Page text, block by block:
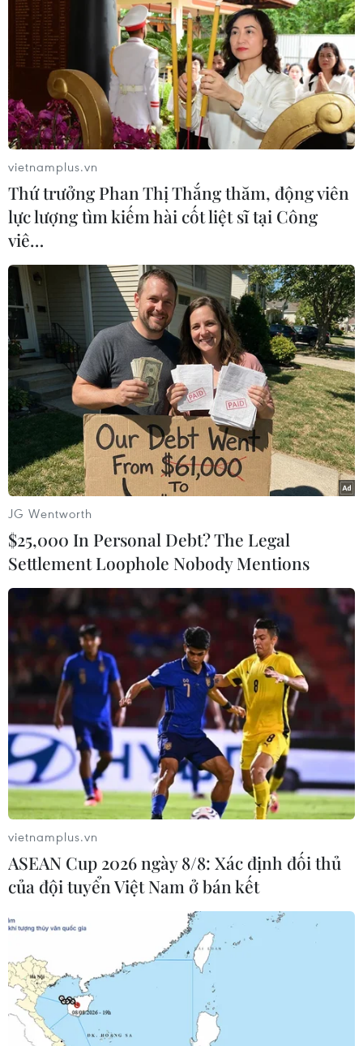
Tổng thống Mỹ Donald Trump cho
biết ông có kế hoạch áp đặt thuế
quan hơn 10% đối với các quốc
gia nhỏ hơn, bao gồm các nước ở
châu Phi và khu vực Caribe.
(TTXVN/Vietnam+)
#thuế đối ứng Mỹ
#Tổng thống Mỹ Donald Trump
Ấn Độ
Belarus Mỹ
Thổ Nhĩ Kỳ
Trung Quốc
MỸ ÁP THUẾ ĐỐI ỨNG
Canada, Mỹ đàm phán thỏa thuận thương mại
tạm thời nhằm hạ nhiệt căng thẳng
Phép thử sức chống chịu của kinh tế ASEAN
Thuế polysilicon: Doanh nghiệp Hàn Quốc tại
Mỹ có lợi thế
Mỹ áp thuế 15% đối với nguyên liệu quan trọng
để sản xuất chip
Đảng Cộng hòa đề xuất dự luật trao thêm thẩm
quyền thuế quan cho ông Trump
vietnamplus.vn
Thứ trưởng Phan Thị Thắng thăm, động viên
lực lượng tìm kiếm hài cốt liệt sĩ tại Công
viê…
JG Wentworth
$25,000 In Personal Debt? The Legal
Settlement Loophole Nobody Mentions
vietnamplus.vn
ASEAN Cup 2026 ngày 8/8: Xác định đối thủ
của đội tuyển Việt Nam ở bán kết